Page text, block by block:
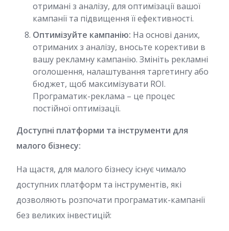
отримані з аналізу, для оптимізації вашої
кампанії та підвищення її ефективності.
Оптимізуйте кампанію: На основі даних,
отриманих з аналізу, вносьте корективи в
вашу рекламну кампанію. Змініть рекламні
оголошення, налаштування таргетингу або
бюджет, щоб максимізувати ROI.
Програматик-реклама – це процес
постійної оптимізації.
Доступні платформи та інструменти для
малого бізнесу:
На щастя, для малого бізнесу існує чимало
доступних платформ та інструментів, які
дозволяють розпочати програматик-кампанії
без великих інвестицій: